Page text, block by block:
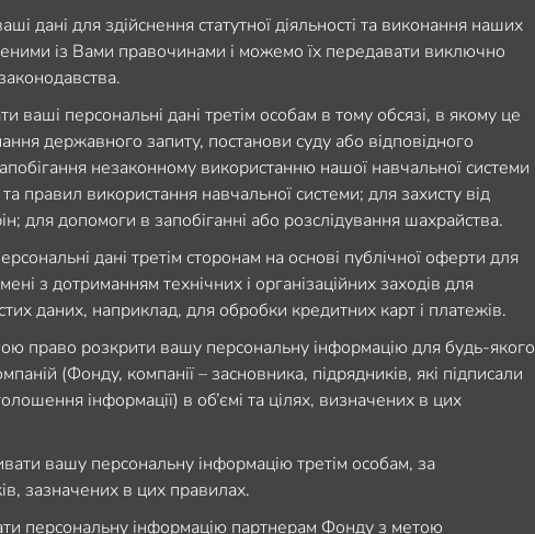
дані для здійснення статутної діяльності та виконання наших
із Вами правочинами і можемо їх передавати виключно
ваші персональні дані третім особам в тому обсязі, в якому це
державного запиту, постанови суду або відповідного
незаконному використанню нашої навчальної системи
правил використання навчальної системи; для захисту від
для допомоги в запобіганні або розслідування шахрайства.
дані третім сторонам на основі публічної оферти для
з дотриманням технічних і організаційних заходів для
даних, наприклад, для обробки кредитних карт і платежів.
право розкрити вашу персональну інформацію для будь-якого
(Фонду, компанії – засновника, підрядників, які підписали
інформації) в об’ємі та цілях, визначених в цих
вашу персональну інформацію третім особам, за
зазначених в цих правилах.
персональну інформацію партнерам Фонду з метою